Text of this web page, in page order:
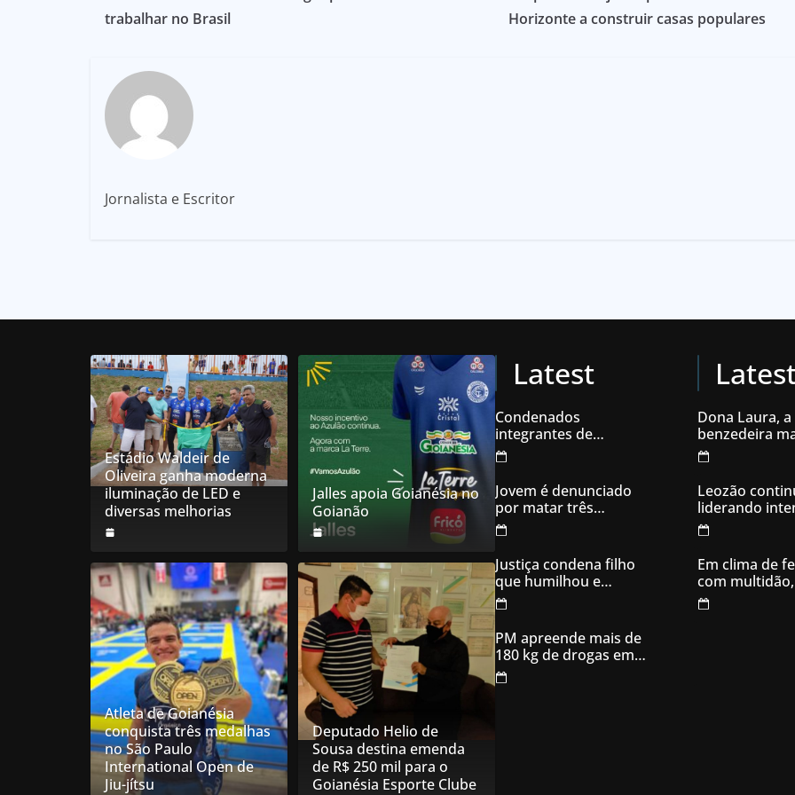
trabalhar no Brasil
Horizonte a construir casas populares
Jornalista e Escritor
Estádio Waldeir de
Oliveira ganha moderna
iluminação de LED e
diversas melhorias
Jalles apoia Goianésia no
Goianão
Atleta de Goianésia
conquista três medalhas
no São Paulo
International Open de
Jiu-jítsu
Deputado Helio de
Sousa destina emenda
de R$ 250 mil para o
Goianésia Esporte Clube
Latest
Condenados
integrantes de
organização
criminosa acusados
de explodir caixas
eletrônicos
Jovem é denunciado
por matar três
filhotes de cachorro e
usar sangue para
ameaçar os donos,
em Aparecida de
Goiânia
Justiça condena filho
que humilhou e
ameaçou mãe idosa;
da prisão à sentença
condenatória foram
apenas 21 dias
PM apreende mais de
180 kg de drogas em
Goiás
Dona Laura, a
benzedeira
famosa de
Leozão
liderando
votos em
Em clima de
com
inaugura
campanha